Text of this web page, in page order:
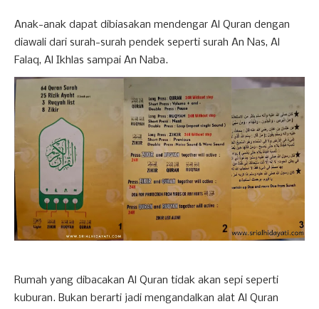
Anak-anak dapat dibiasakan mendengar Al Quran dengan
diawali dari surah-surah pendek seperti surah An Nas, Al
Falaq, Al Ikhlas sampai An Naba.
Rumah yang dibacakan Al Quran tidak akan sepi seperti
kuburan. Bukan berarti jadi mengandalkan alat Al Quran